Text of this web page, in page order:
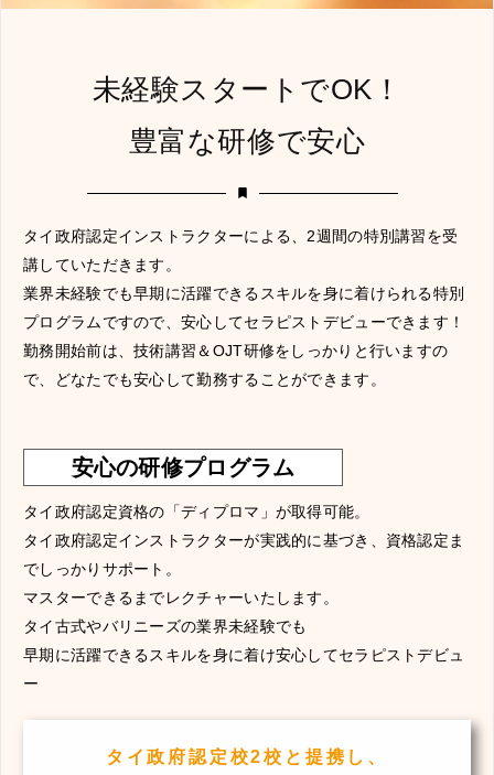
未経験スタートでOK！
豊富な研修で安心
タイ政府認定インストラクターによる、2週間の特別講習を受
講していただきます。
業界未経験でも早期に活躍できるスキルを身に着けられる特別
プログラムですので、安心してセラピストデビューできます！
勤務開始前は、技術講習＆OJT研修をしっかりと行いますの
で、どなたでも安心して勤務することができます。
安心の研修プログラム
タイ政府認定資格の「ディプロマ」が取得可能。
タイ政府認定インストラクターが実践的に基づき、資格認定ま
でしっかりサポート。
マスターできるまでレクチャーいたします。
タイ古式やバリニーズの業界未経験でも
早期に活躍できるスキルを身に着け安心してセラピストデビュ
ー
タイ政府認定校2校と提携し、